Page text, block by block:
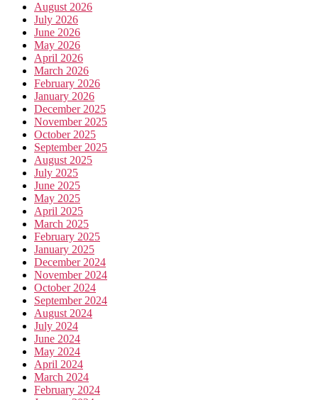
August 2026
July 2026
June 2026
May 2026
April 2026
March 2026
February 2026
January 2026
December 2025
November 2025
October 2025
September 2025
August 2025
July 2025
June 2025
May 2025
April 2025
March 2025
February 2025
January 2025
December 2024
November 2024
October 2024
September 2024
August 2024
July 2024
June 2024
May 2024
April 2024
March 2024
February 2024